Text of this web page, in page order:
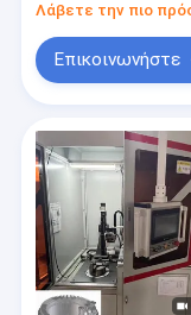
Προϊόντα
Βίντεο
Σχετικά με
Λάβετε την πιο
Επικοινωνήστε